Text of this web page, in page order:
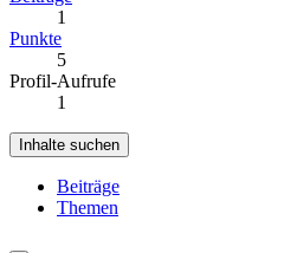
1
Punkte
5
Profil-Aufrufe
1
Inhalte suchen
Beiträge
Themen